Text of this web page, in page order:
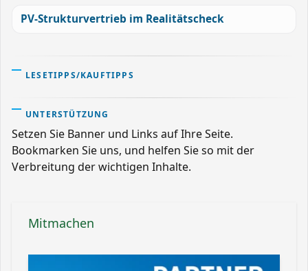
PV-Strukturvertrieb im Realitätscheck
LESETIPPS/KAUFTIPPS
UNTERSTÜTZUNG
Setzen Sie Banner und Links auf Ihre Seite.
Bookmarken Sie uns, und helfen Sie so mit der
Verbreitung der wichtigen Inhalte.
Mitmachen